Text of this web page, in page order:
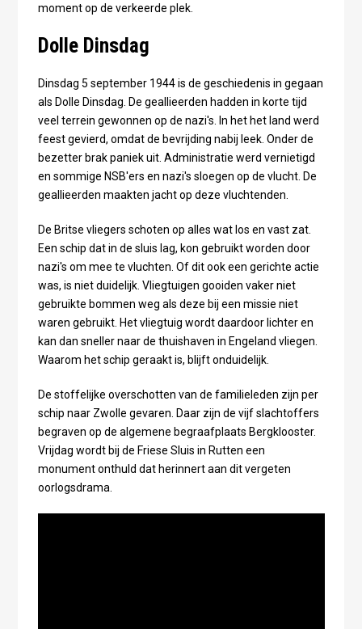
moment op de verkeerde plek.
Dolle Dinsdag
Dinsdag 5 september 1944 is de geschiedenis in gegaan
als Dolle Dinsdag. De geallieerden hadden in korte tijd
veel terrein gewonnen op de nazi's. In het het land werd
feest gevierd, omdat de bevrijding nabij leek. Onder de
bezetter brak paniek uit. Administratie werd vernietigd
en sommige NSB'ers en nazi's sloegen op de vlucht. De
geallieerden maakten jacht op deze vluchtenden.
De Britse vliegers schoten op alles wat los en vast zat.
Een schip dat in de sluis lag, kon gebruikt worden door
nazi's om mee te vluchten. Of dit ook een gerichte actie
was, is niet duidelijk. Vliegtuigen gooiden vaker niet
gebruikte bommen weg als deze bij een missie niet
waren gebruikt. Het vliegtuig wordt daardoor lichter en
kan dan sneller naar de thuishaven in Engeland vliegen.
Waarom het schip geraakt is, blijft onduidelijk.
De stoffelijke overschotten van de familieleden zijn per
schip naar Zwolle gevaren. Daar zijn de vijf slachtoffers
begraven op de algemene begraafplaats Bergklooster.
Vrijdag wordt bij de Friese Sluis in Rutten een
monument onthuld dat herinnert aan dit vergeten
oorlogsdrama.